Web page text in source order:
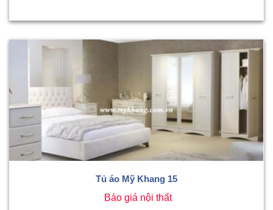
Tủ áo Mỹ Khang 15
Báo giá nội thất